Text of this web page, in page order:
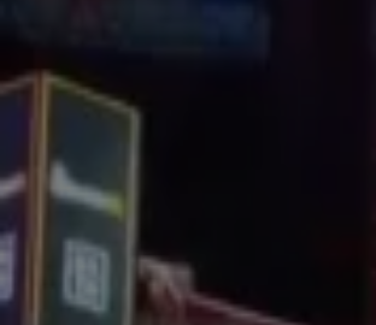
Bol doet het weer: beste wereldtijd van het jaar én 29e zege
16 aug 2025, 18:30
15 aug 2025, 18:35
Nederlandse hockeymannen verslaan Frankrijk en staan in
14 aug 2025, 18:40
Marrit Steenbergen prolongeert wereldtitel op 100 meter vrije
1 aug 2025, 13:15
Transvrouwen uitgesloten bij dartsbond WDF: Van Leuven